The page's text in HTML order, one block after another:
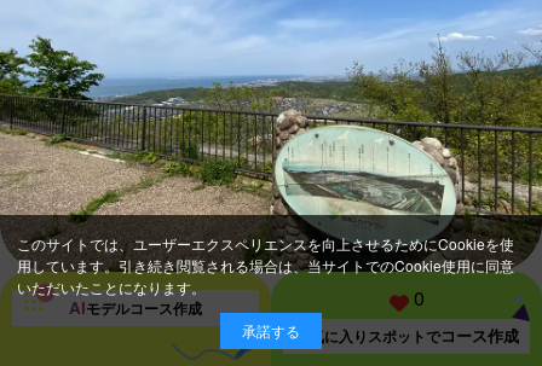
阪南市
阪南スカイタウン展望緑地
AIモデルコース作成 0
お気に入りスポットでコース作成
このサイトでは、ユーザーエクスペリエンスを向上させるためにCookieを使
用しています。引き続き閲覧される場合は、当サイトでのCookie使用に同意
いただいたことになります。
承諾する